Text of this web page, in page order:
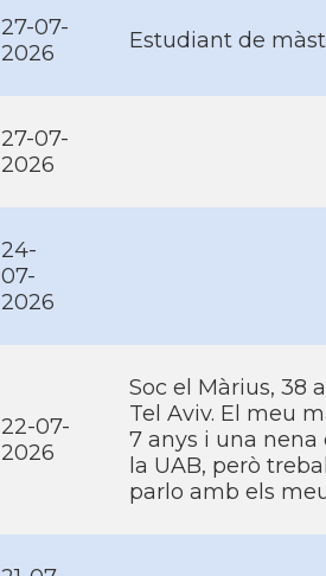
27-07-
2026
Estudiant de
27-07-
2026
24-
07-
2026
22-07-
2026
Soc el Màrius, 38
Tel Aviv. El meu
7 anys i una
la UAB, però
parlo amb els